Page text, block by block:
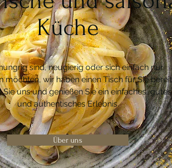
Küche
sind, neugierig oder sich einfach nur
möchten, wir haben einen Tisch für Sie
Sie uns und genießen Sie ein einfaches, gutes
und authentisches Erlebnis.
Über uns